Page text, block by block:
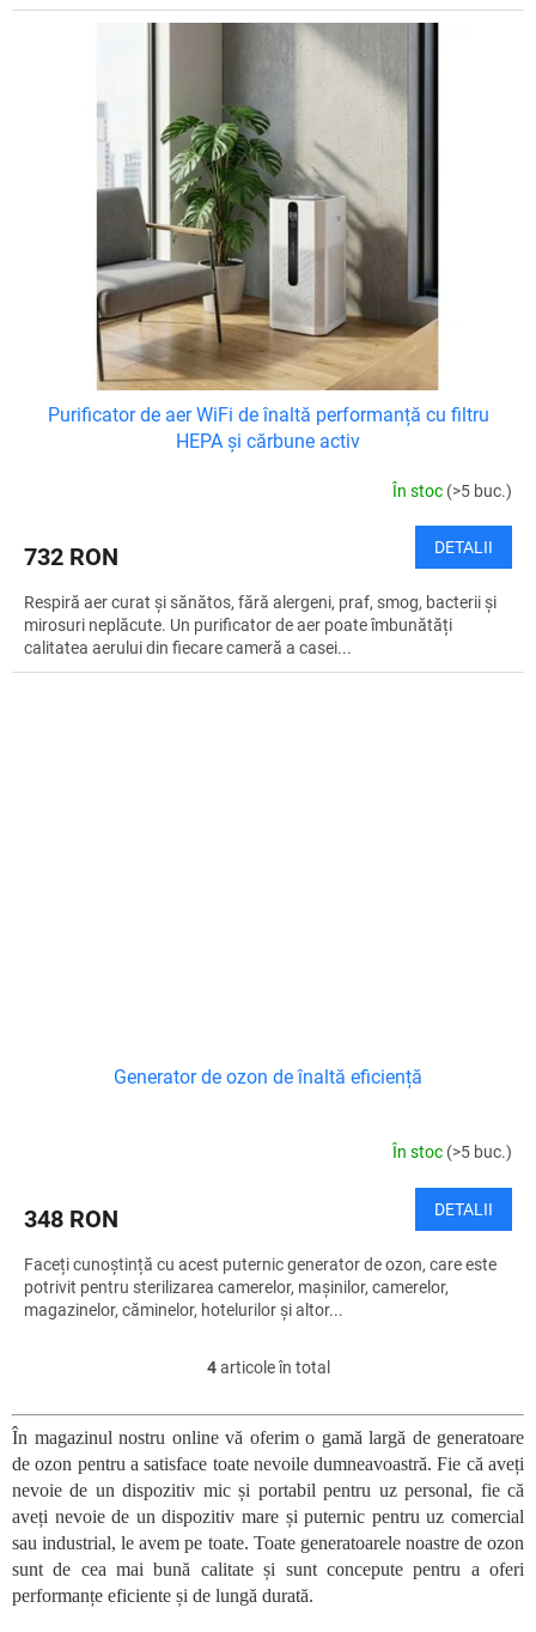
Purificator de aer WiFi de înaltă performanță cu filtru
HEPA și cărbune activ
În stoc (>5 buc.)
732 RON DETALII
Respiră aer curat și sănătos, fără alergeni, praf, smog, bacterii și
mirosuri neplăcute. Un purificator de aer poate îmbunătăți
calitatea aerului din fiecare cameră a casei...
Generator de ozon de înaltă eficiență
În stoc (>5 buc.)
348 RON DETALII
Faceți cunoștință cu acest puternic generator de ozon, care este
potrivit pentru sterilizarea camerelor, mașinilor, camerelor,
magazinelor, căminelor, hotelurilor și altor...
C
n
t
r
o
l
u
l
i
4articole în total
În magazinul nostru online vă oferim o gamă largă de generatoare
de ozon pentru a satisface toate nevoile dumneavoastră. Fie că aveți
nevoie de un dispozitiv mic și portabil pentru uz personal, fie că
aveți nevoie de un dispozitiv mare și puternic pentru uz comercial
sau industrial, le avem pe toate. Toate generatoarele noastre de ozon
sunt de cea mai bună calitate și sunt concepute pentru a oferi
performanțe eficiente și de lungă durată.